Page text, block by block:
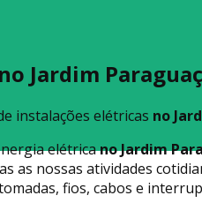
Jardim
instalações elétricas no
elétricano Jardim
as nossas atividades
fios, cabos e